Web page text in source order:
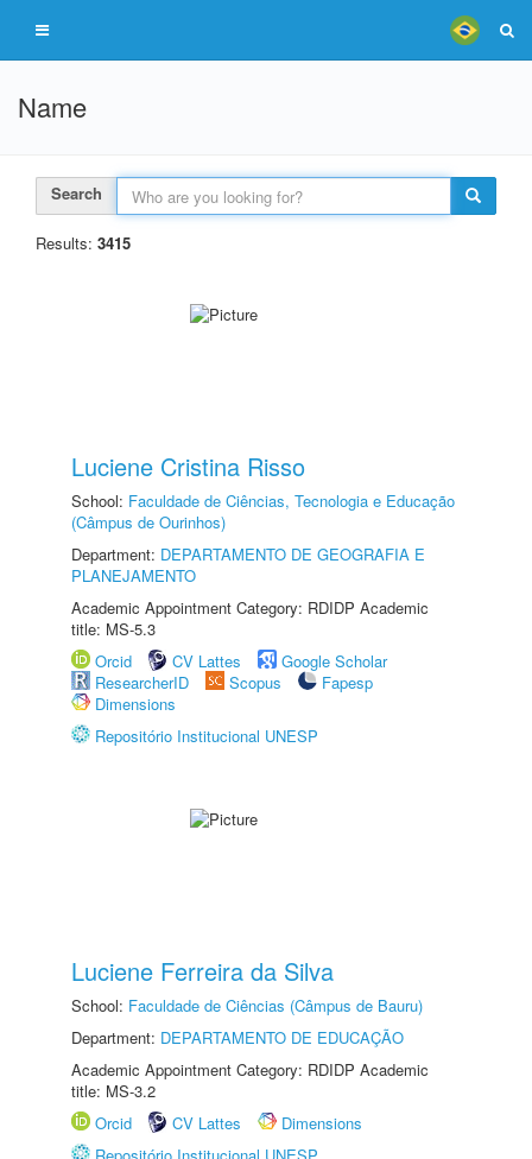
Name
Search
Results: 3415
Luciene Cristina Risso
School: Faculdade de Ciências, Tecnologia e Educação
(Câmpus de Ourinhos)
Department: DEPARTAMENTO DE GEOGRAFIA E
PLANEJAMENTO
Academic Appointment Category: RDIDP Academic
title: MS-5.3
Orcid
CV Lattes
Google Scholar
ResearcherID
Scopus
Fapesp
Dimensions
Repositório Institucional UNESP
Luciene Ferreira da Silva
School: Faculdade de Ciências (Câmpus de Bauru)
Department: DEPARTAMENTO DE EDUCAÇÃO
Academic Appointment Category: RDIDP Academic
title: MS-3.2
Orcid
CV Lattes
Dimensions